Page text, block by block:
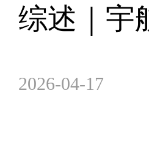
综述｜宇
2026-04-17